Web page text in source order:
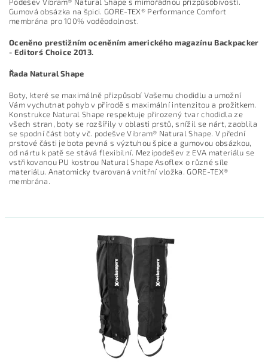
Gumová obsázka na špici. GORE-TEX® Performance Comfort
membrána pro 100% voděodolnost.
Oceněno prestižním oceněním amerického magazínu Backpacker
- Editors´ Choice 2013.
Řada Natural Shape
Boty, které se maximálně přizpůsobí Vašemu chodidlu a umožní
Vám vychutnat pohyb v přírodě s maximální intenzitou a prožitkem.
Konstrukce Natural Shape respektuje přirozený tvar chodidla ze
všech stran, boty se rozšířily v oblasti prstů, snížil se nárt, zaoblila
se spodní část boty vč. podešve Vibram® Natural Shape. V přední
prstové části je bota pevná s výztuhou špice a gumovou obsázkou,
od nártu k patě se stává flexibilní. Mezipodešev z EVA materiálu se
vstřikovanou PU kostrou Natural Shape Asoflex o různé síle
materiálu. Anatomicky tvarovaná vnitřní vložka. GORE-TEX®
membrána.